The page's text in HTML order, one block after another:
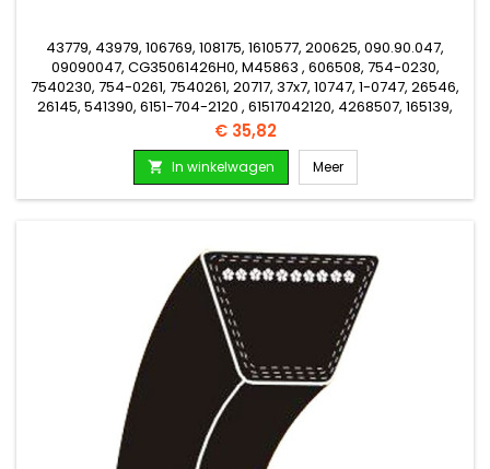
43779, 43979, 106769, 108175, 1610577, 200625, 090.90.047,
09090047, CG35061426H0, M45863 , 606508, 754-0230,
7540230, 754-0261, 7540261, 20717, 37x7, 10747, 1-0747, 26546,
26145, 541390, 6151-704-2120 , 61517042120, 4268507, 165139,
165143
Prijs
€ 35,82
 In winkelwagen Meer